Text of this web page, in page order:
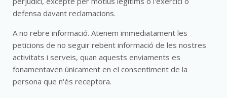
defensa davant reclamacions.
A no rebre informació. Atenem immediatament les
peticions de no seguir rebent informació de les nostres
activitats i serveis, quan aquests enviaments es
fonamentaven únicament en el consentiment de la
persona que n'és receptora.